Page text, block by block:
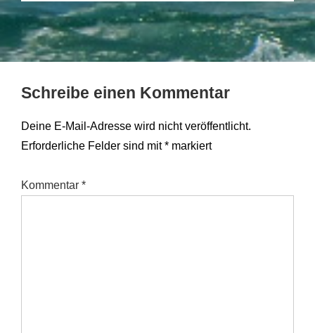
Schreibe einen Kommentar
Deine E-Mail-Adresse wird nicht veröffentlicht.
Erforderliche Felder sind mit* markiert
Kommentar *